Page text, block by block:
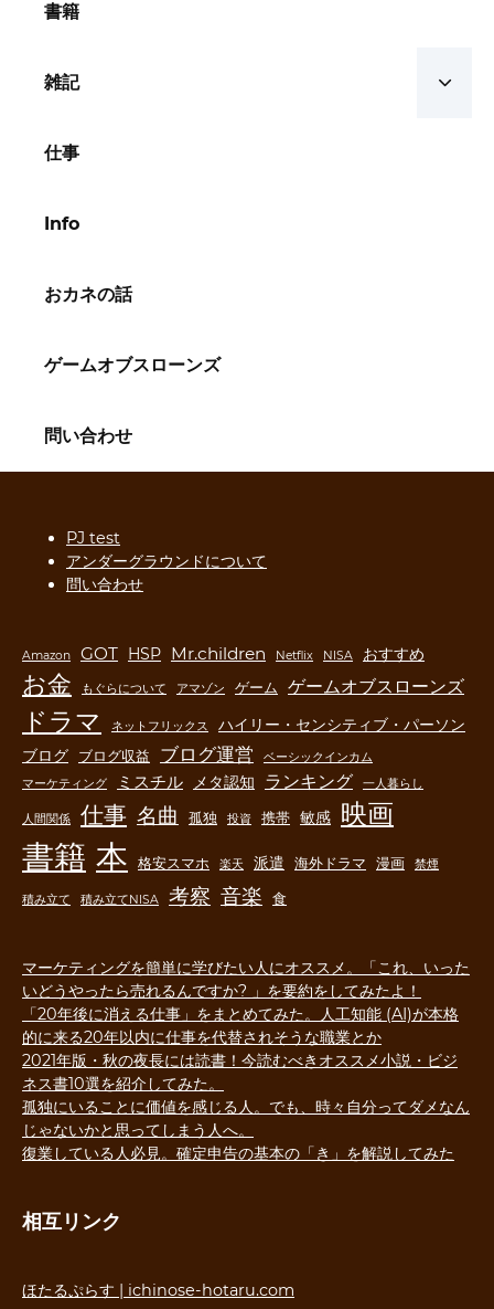
書籍
雑記
仕事
Info
おカネの話
ゲームオブスローンズ
問い合わせ
PJ test
アンダーグラウンドについて
問い合わせ
Amazon GOT HSP Mr.children Netflix NISA おすすめ
お金 もぐらについて アマゾン ゲーム ゲームオブスローンズ
ドラマ ネットフリックス
ハイリー・センシティブ・パーソン
ブログ
ブログ収益 ブログ運営
ベーシックインカム
マーケティング
ミスチル メタ認知 ランキング 一人暮らし
人間関係 仕事 名曲 孤独 投資 携帯 敏感 映画
書籍 本 格安スマホ 楽天 派遣 海外ドラマ 漫画 禁煙
積み立て 積み立てNISA 考察 音楽 食
マーケティングを簡単に学びたい人にオススメ。「これ、いった
いどうやったら売れるんですか? 」を要約をしてみたよ！
「20年後に消える仕事」をまとめてみた。人工知能 (AI)が本格
的に来る20年以内に仕事を代替されそうな職業とか
2021年版・秋の夜長には読書！今読むべきオススメ小説・ビジ
ネス書10選を紹介してみた。
孤独にいることに価値を感じる人。でも、時々自分ってダメなん
じゃないかと思ってしまう人へ。
復業している人必見。確定申告の基本の「き」を解説してみた
相互リンク
ほたるぷらす | ichinose-hotaru.com